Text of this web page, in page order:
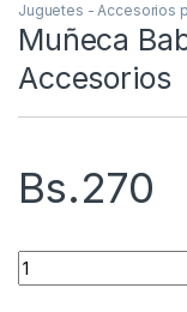
Juguetes - Accesorios
Muñeca
Accesorios
Bs.270
Muñeca Baby +